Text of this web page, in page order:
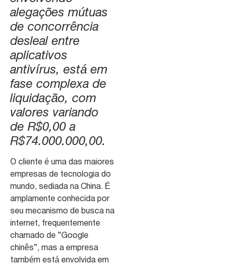
alegações mútuas
de concorrência
desleal entre
aplicativos
antivírus, está em
fase complexa de
liquidação, com
valores variando
de R$0,00 a
R$74.000.000,00.
O cliente é uma das maiores
empresas de tecnologia do
mundo, sediada na China. É
amplamente conhecida por
seu mecanismo de busca na
internet, frequentemente
chamado de “Google
chinês”, mas a empresa
também está envolvida em